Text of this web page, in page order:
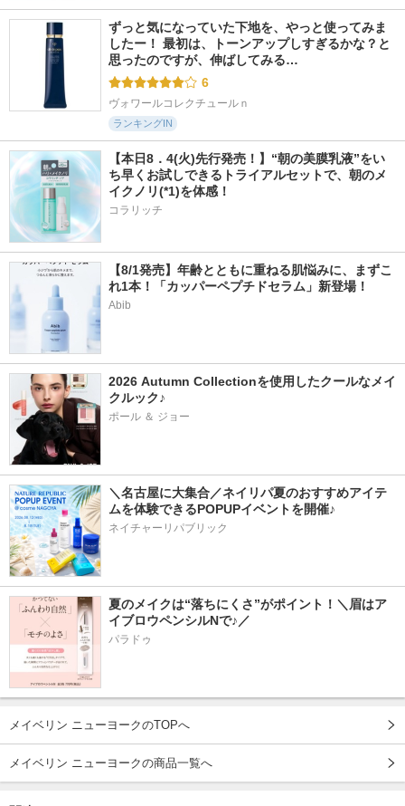
ずっと気になっていた下地を、やっと使ってみま
したー！ 最初は、トーンアップしすぎるかな？と
思ったのですが、伸ばしてみる…
6
ヴォワールコレクチュールｎ
ランキングIN
【本日8．4(火)先行発売！】“朝の美膜乳液”をい
ち早くお試しできるトライアルセットで、朝のメ
イクノリ(*1)を体感！
コラリッチ
【8/1発売】年齢とともに重ねる肌悩みに、まずこ
れ1本！「カッパーペプチドセラム」新登場！
Abib
2026 Autumn Collectionを使用したクールなメイ
クルック♪
ポール ＆ ジョー
＼名古屋に大集合／ネイリパ夏のおすすめアイテ
ムを体験できるPOPUPイベントを開催♪
ネイチャーリパブリック
夏のメイクは“落ちにくさ”がポイント！＼眉はア
イブロウペンシルNで♪／
パラドゥ
メイベリン ニューヨークのTOPへ
メイベリン ニューヨークの商品一覧へ